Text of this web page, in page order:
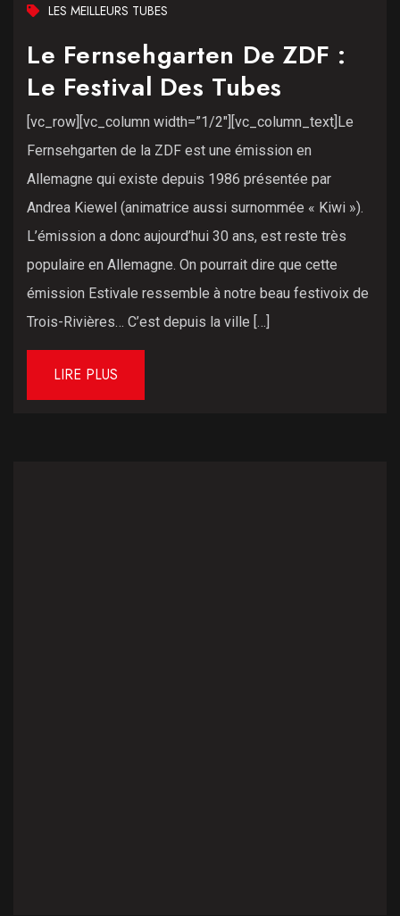
LES MEILLEURS TUBES
Le Fernsehgarten De ZDF :
Le Festival Des Tubes
[vc_row][vc_column width=”1/2″][vc_column_text]Le
Fernsehgarten de la ZDF est une émission en
Allemagne qui existe depuis 1986 présentée par
Andrea Kiewel (animatrice aussi surnommée « Kiwi »).
L’émission a donc aujourd’hui 30 ans, est reste très
populaire en Allemagne. On pourrait dire que cette
émission Estivale ressemble à notre beau festivoix de
Trois-Rivières… C’est depuis la ville […]
LIRE PLUS